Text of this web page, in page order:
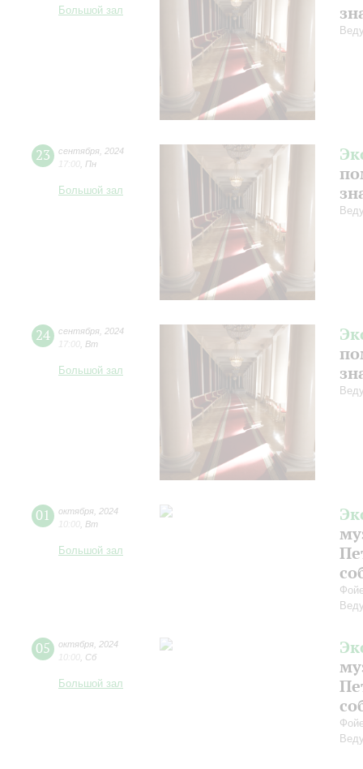
Большой зал
23 сентября 2024
17:00 Пн
Большой зал
24 сентября 2024
17:00 Вт
Большой зал
01 октября 2024
10:00 Вт
Большой зал
05 октября 2024
10:00 Сб
Большой зал